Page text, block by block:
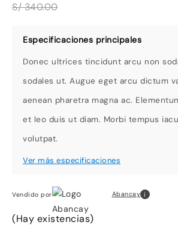
S/ 340.00
Donec ultrices tincidunt arcu non
sodales ut. Augue eget arcu dictum
aenean pharetra magna ac.
et leo duis ut diam. Morbi tempus
volutpat.
Vendido por Abancay i
(Hay existencias)